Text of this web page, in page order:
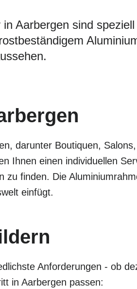
Aarbergen sind
darunter Boutiquen,
Ihnen einen individuellen
finden. Die
einfügt.
Anforderungen - ob
in Aarbergen passen: